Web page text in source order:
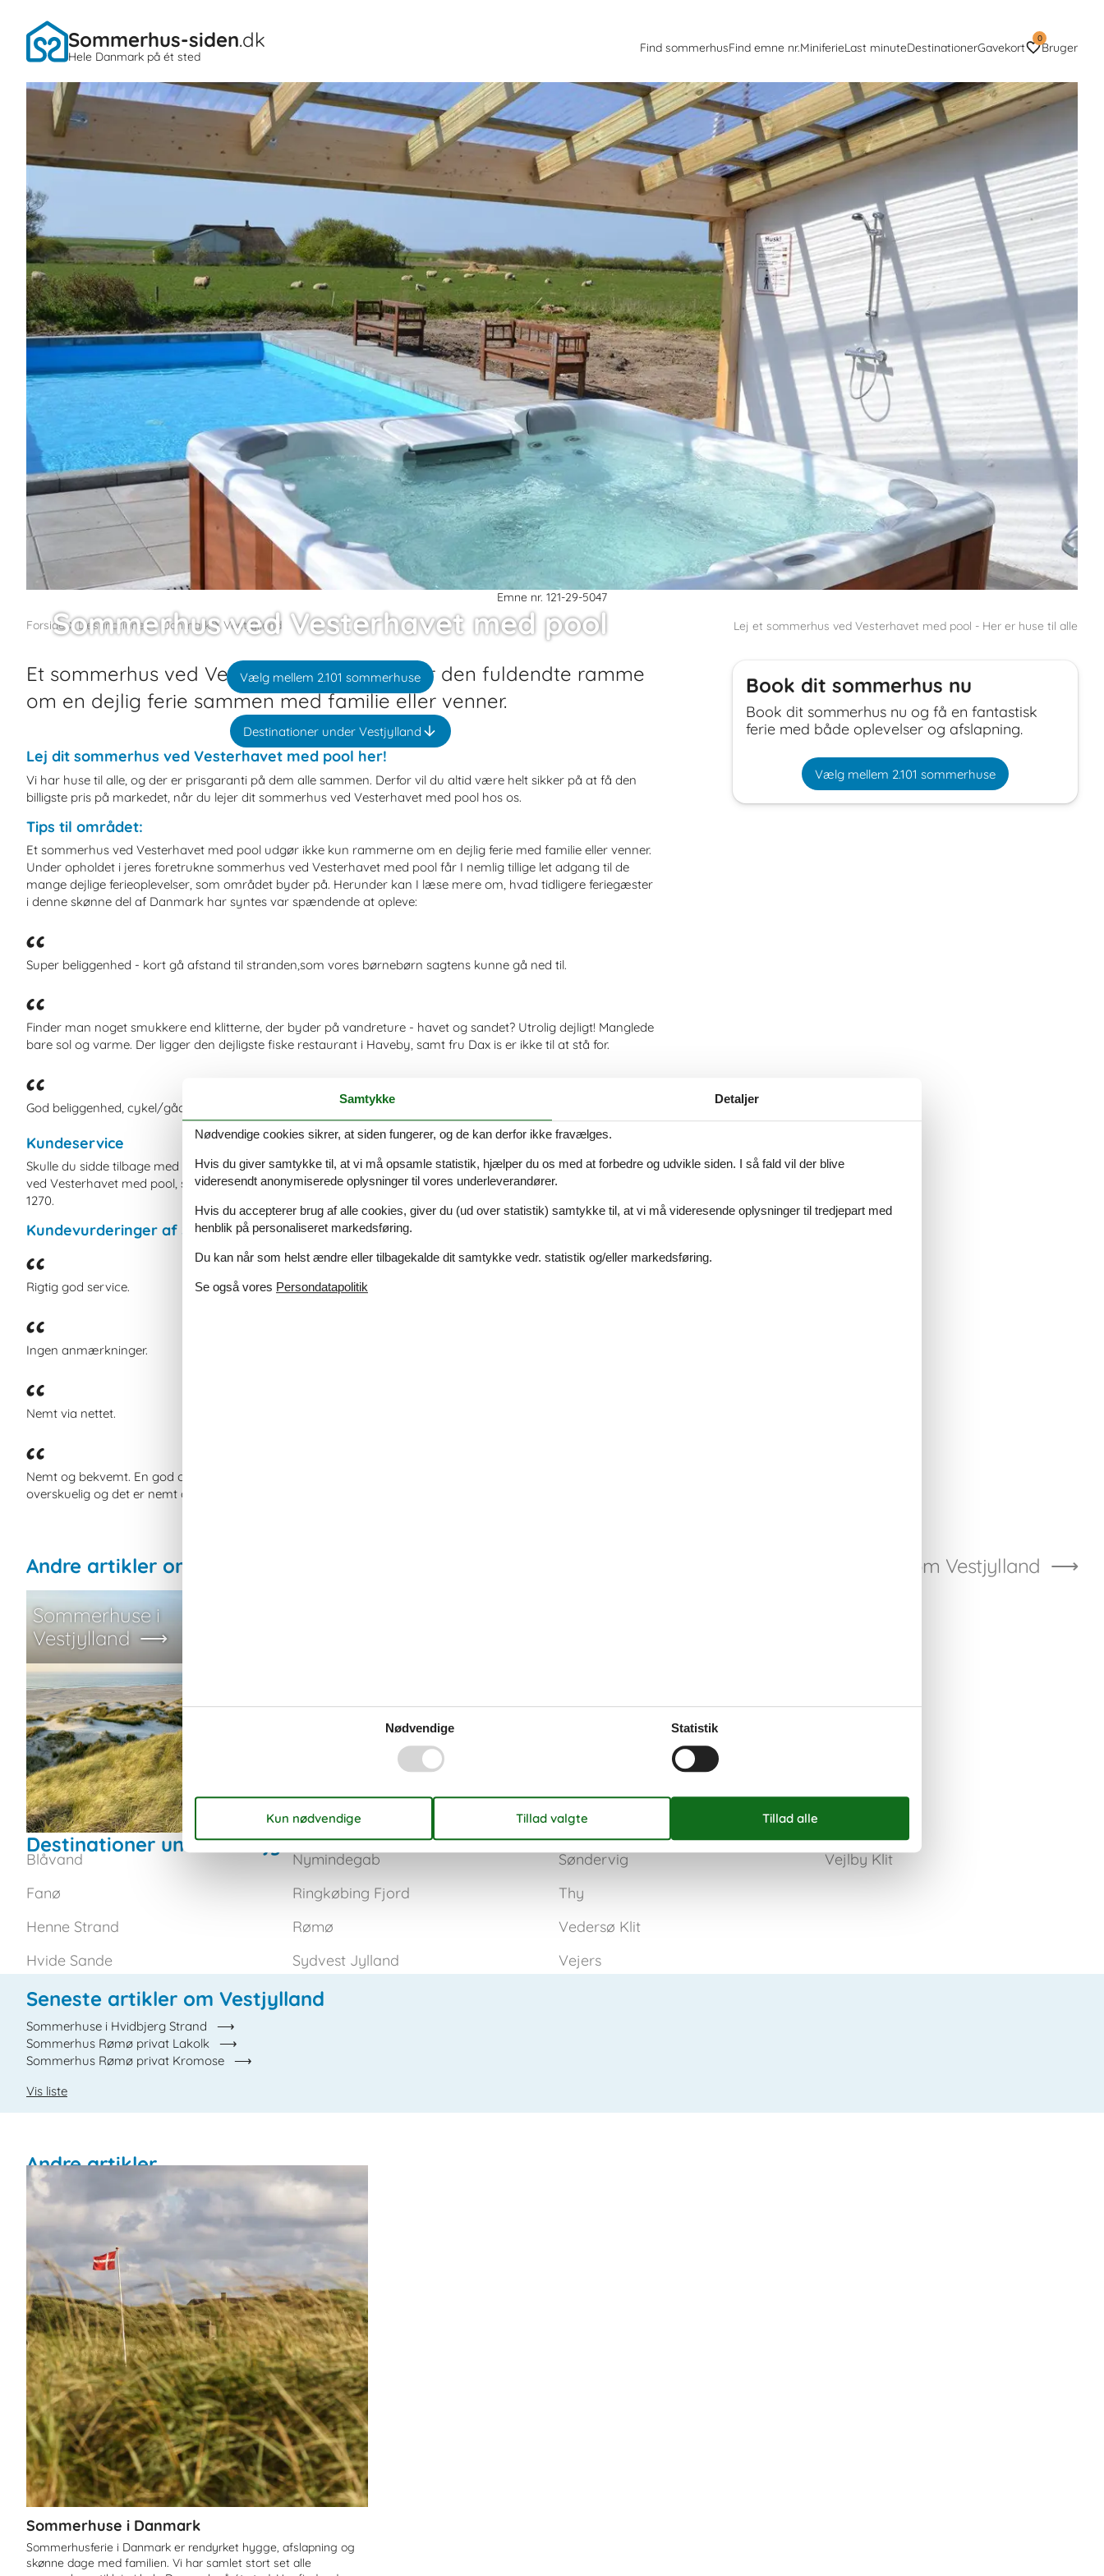
Sommerhus-siden.dk
Hele Danmark på ét sted
Find sommerhusFind emne nr.MiniferieLast minuteDestinationerGavekort
0
Bruger
Emne nr. 121-29-5047
Sommerhus ved Vesterhavet med pool
Vælg mellem 2.101 sommerhuse
Forside Destinationer Danmark Vestjylland Lej et sommerhus ved Vesterhavet med pool - Her er huse til alle
Et sommerhus ved Vesterhavet med pool er den fuldendte ramme
om en dejlig ferie sammen med familie eller venner.
Destinationer under Vestjylland
Lej dit sommerhus ved Vesterhavet med pool her!
Vi har huse til alle, og der er prisgaranti på dem alle sammen. Derfor vil du altid være helt sikker på at få den
billigste pris på markedet, når du lejer dit sommerhus ved Vesterhavet med pool hos os.
Tips til området:
Et sommerhus ved Vesterhavet med pool udgør ikke kun rammerne om en dejlig ferie med familie eller venner.
Under opholdet i jeres foretrukne sommerhus ved Vesterhavet med pool får I nemlig tillige let adgang til de
mange dejlige ferieoplevelser, som området byder på. Herunder kan I læse mere om, hvad tidligere feriegæster
i denne skønne del af Danmark har syntes var spændende at opleve:
Super beliggenhed - kort gå afstand til stranden,som vores børnebørn sagtens kunne gå ned til.
Finder man noget smukkere end klitterne, der byder på vandreture - havet og sandet? Utrolig dejligt! Manglede
bare sol og varme. Der ligger den dejligste fiske restaurant i Haveby, samt fru Dax is er ikke til at stå for.
God beliggenhed, cykel/gåafstand til by og strand.
Kundeservice
Skulle du sidde tilbage med spørgsmål eller særlige ønsker i forbindelse med din søgning efter et sommerhus
ved Vesterhavet med pool, så kontakt os endelig. Send en mail til info@sommerhus-siden.dk eller ring på 8724
1270.
Kundevurderinger af Sommerhussiden
Rigtig god service.
Ingen anmærkninger.
Nemt via nettet.
Nemt og bekvemt. En god oplevelse at surfe rundt på siden og checke sommerhuse ud. Den er let og
overskuelig og det er nemt at forespørge og booke.
Book dit sommerhus nu
Book dit sommerhus nu og få en fantastisk
ferie med både oplevelser og afslapning.
Vælg mellem 2.101 sommerhuse
Andre artikler om Vestjylland
Sommerhuse i
Vestjylland
Vis alle artikler om Vestjylland
Destinationer under Vestjylland
Blåvand
Fanø
Henne Strand
Hvide Sande
Nymindegab
Ringkøbing Fjord
Rømø
Sydvest Jylland
Søndervig
Thy
Vedersø Klit
Vejers
Vejlby Klit
Seneste artikler om Vestjylland
Sommerhuse i Hvidbjerg Strand
Sommerhus Rømø privat Lakolk
Sommerhus Rømø privat Kromose
Vis liste
Andre artikler
Sommerhuse i Danmark
Sommerhusferie i Danmark er rendyrket hygge, afslapning og
skønne dage med familien. Vi har samlet stort set alle
Samtykke Detaljer
Nødvendige cookies sikrer, at siden fungerer, og de kan derfor ikke fravælges.
Hvis du giver samtykke til, at vi må opsamle statistik, hjælper du os med at forbedre og udvikle siden. I så fald vil der blive
videresendt anonymiserede oplysninger til vores underleverandører.
Hvis du accepterer brug af alle cookies, giver du (ud over statistik) samtykke til, at vi må videresende oplysninger til tredjepart med
henblik på personaliseret markedsføring.
Du kan når som helst ændre eller tilbagekalde dit samtykke vedr. statistik og/eller markedsføring.
Se også vores Persondatapolitik
Nødvendige Statistik